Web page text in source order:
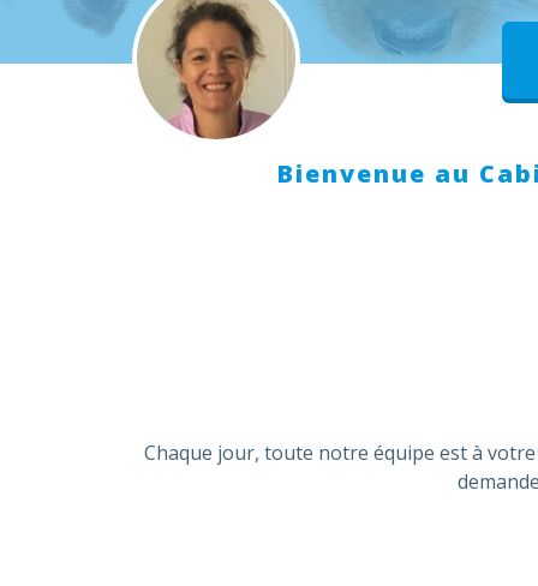
Bienvenue au
Chaque jour, toute notre équipe est à